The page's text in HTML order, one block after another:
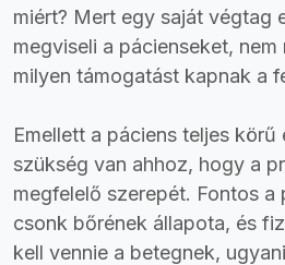
miért? Mert egy saját végtag
megviseli a pácienseket,
milyen támogatást kapnak a
Emellett a páciens teljes
szükség van ahhoz, hogy a
megfelelő szerepét. Fontos a
csonk bőrének állapota, és
kell vennie a betegnek,